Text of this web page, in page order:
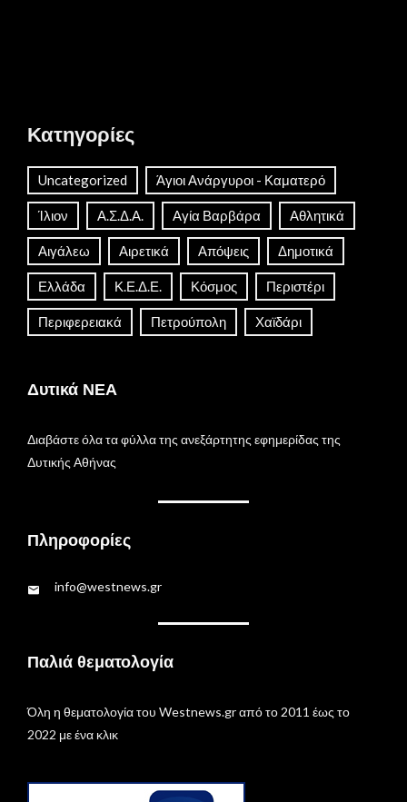
Κατηγορίες
Uncategorized Άγιοι Ανάργυροι - Καματερό
Ίλιον Α.Σ.Δ.Α. Αγία Βαρβάρα Αθλητικά
Αιγάλεω Αιρετικά Απόψεις Δημοτικά
Ελλάδα Κ.Ε.Δ.Ε. Κόσμος Περιστέρι
Περιφερειακά Πετρούπολη Χαϊδάρι
Δυτικά ΝΕΑ
Διαβάστε όλα τα φύλλα της ανεξάρτητης εφημερίδας της
Δυτικής Αθήνας
Πληροφορίες
info@westnews.gr
Παλιά θεματολογία
Όλη η θεματολογία του Westnews.gr από το 2011 έως το
2022 με ένα κλικ